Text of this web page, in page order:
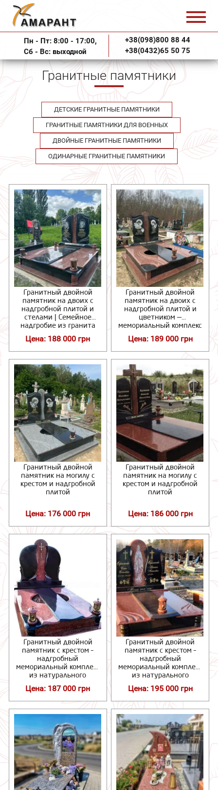
Пн - Пт: 8:00 - 17:00,
Сб - Вс: выходной
+38(098)800 88 44
+38(0432)65 50 75
Гранитные памятники
ДЕТСКИЕ ГРАНИТНЫЕ ПАМЯТНИКИ
ГРАНИТНЫЕ ПАМЯТНИКИ ДЛЯ ВОЕННЫХ
ДВОЙНЫЕ ГРАНИТНЫЕ ПАМЯТНИКИ
ОДИНАРНЫЕ ГРАНИТНЫЕ ПАМЯТНИКИ
Гранитный двойной
памятник на двоих с
надгробной плитой и
стелами | Семейное
надгробие из гранита
Цена: 188 000 грн
Гранитный двойной
памятник на двоих с
надгробной плитой и
цветником —
мемориальный комплекс
из гранита
Цена: 189 000 грн
Гранитный двойной
памятник на могилу с
крестом и надгробной
плитой
Цена: 176 000 грн
Гранитный двойной
памятник на могилу с
крестом и надгробной
плитой
Цена: 186 000 грн
Гранитный двойной
памятник с крестом –
надгробный
мемориальный комплекс
из натурального
гранита
Цена: 187 000 грн
Гранитный двойной
памятник с крестом –
надгробный
мемориальный комплекс
из натурального
гранита
Цена: 195 000 грн